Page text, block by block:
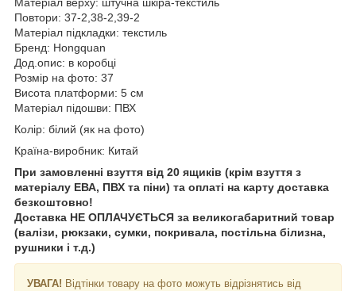
Повтори: 37-2,38-2,39-2
Матеріал підкладки: текстиль
Бренд: Hongquan
Дод.опис: в коробці
Розмір на фото: 37
Висота платформи: 5 см
Матеріал підошви: ПВХ
Колір: білий (як на фото)
Країна-виробник: Китай
При замовленні взуття від 20 ящиків (крім взуття з
матеріалу ЕВА, ПВХ та піни) та оплаті на карту доставка
безкоштовно!
Доставка НЕ ​​ОПЛАЧУЄТЬСЯ за великогабаритний товар
(валізи, рюкзаки, сумки, покривала, постільна білизна,
рушники і т.д.)
УВАГА! Відтінки товару на фото можуть відрізнятись від